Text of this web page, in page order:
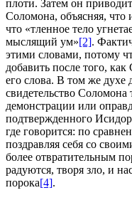
плоти. Затем он
Соломона, объясняя,
что «тленное тело
мыслящий ум»[2].
этими словами, потому
добавить после того,
его слова. В том же духе
свидетельство Соломона
демонстрации или
подтвержденного
где говорится: по
поздравляя себя со
более отвратительным
радуются, творя зло, и
порока[4].